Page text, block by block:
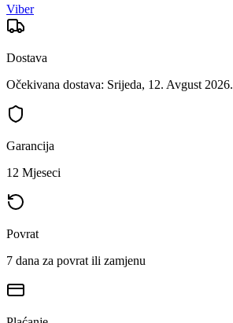
Viber
Dostava
Očekivana dostava: Srijeda, 12. Avgust 2026.
Garancija
12 Mjeseci
Povrat
7 dana za povrat ili zamjenu